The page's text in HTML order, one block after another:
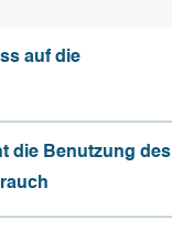
auf die
die Benutzung des